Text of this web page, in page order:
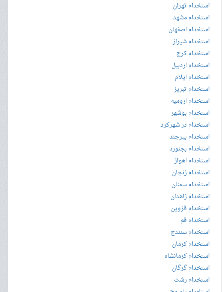
استخدام تهران
استخدام مشهد
استخدام اصفهان
استخدام شیراز
استخدام کرج
استخدام اردبیل
استخدام ایلام
استخدام تبریز
استخدام ارومیه
استخدام بوشهر
استخدام در شهرکرد
استخدام بیرجند
استخدام بجنورد
استخدام اهواز
استخدام زنجان
استخدام سمنان
استخدام زاهدان
استخدام قزوین
استخدام قم
استخدام سنندج
استخدام کرمان
استخدام کرمانشاه
استخدام گرگان
استخدام رشت